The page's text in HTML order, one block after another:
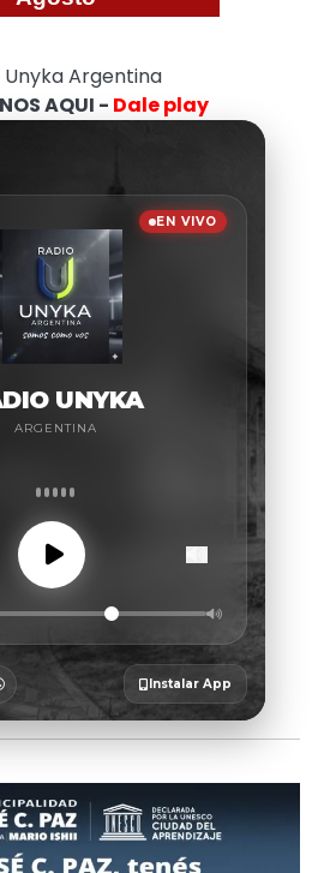
Unyka Argentina
AQUI - Dale play